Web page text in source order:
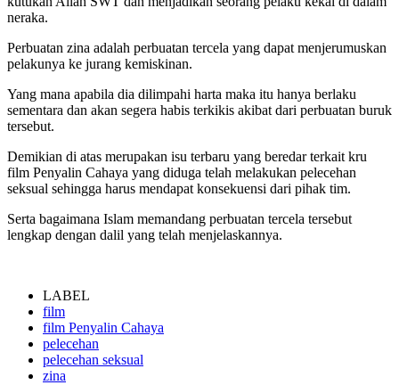
neraka.
Perbuatan zina adalah perbuatan tercela yang dapat menjerumuskan
pelakunya ke jurang kemiskinan.
Yang mana apabila dia dilimpahi harta maka itu hanya berlaku
sementara dan akan segera habis terkikis akibat dari perbuatan buruk
tersebut.
Demikian di atas merupakan isu terbaru yang beredar terkait kru
film Penyalin Cahaya yang diduga telah melakukan pelecehan
seksual sehingga harus mendapat konsekuensi dari pihak tim.
Serta bagaimana Islam memandang perbuatan tercela tersebut
lengkap dengan dalil yang telah menjelaskannya.
LABEL
film
film Penyalin Cahaya
pelecehan
pelecehan seksual
zina